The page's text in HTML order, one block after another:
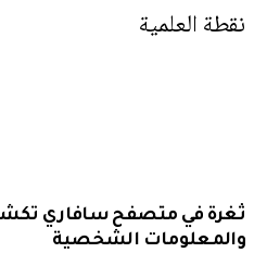
في متصفح سافاري تكشف
الشخصية